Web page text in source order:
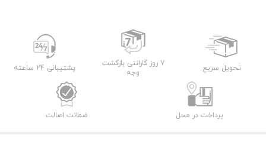
تحویل سریع
7 روز گارانتی بازگشت
وجه
پشتیبانی 24 ساعته
پرداخت در محل ضمانت اصالت